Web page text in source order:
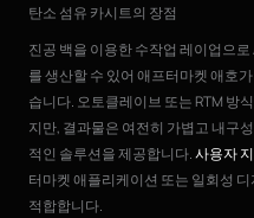
탄소 섬유 카시트의 장점
진공 백을 이용한 수작업 레이업으
를 생산할 수 있어 애프터마켓 애호
습니다. 오토클레이브 또는 RTM 방
지만, 결과물은 여전히 가볍고 내구
적인 솔루션을 제공합니다.사용자
터마켓 애플리케이션 또는 일회성
적합합니다.